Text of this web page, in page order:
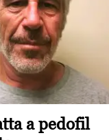
a pedofil